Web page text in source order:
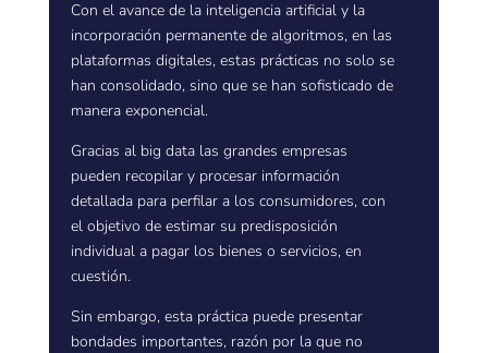
Con el avance de la inteligencia artificial y la
incorporación permanente de algoritmos, en las
plataformas digitales, estas prácticas no solo se
han consolidado, sino que se han sofisticado de
manera exponencial.
Gracias al big data las grandes empresas
pueden recopilar y procesar información
detallada para perfilar a los consumidores, con
el objetivo de estimar su predisposición
individual a pagar los bienes o servicios, en
cuestión.
Sin embargo, esta práctica puede presentar
bondades importantes, razón por la que no